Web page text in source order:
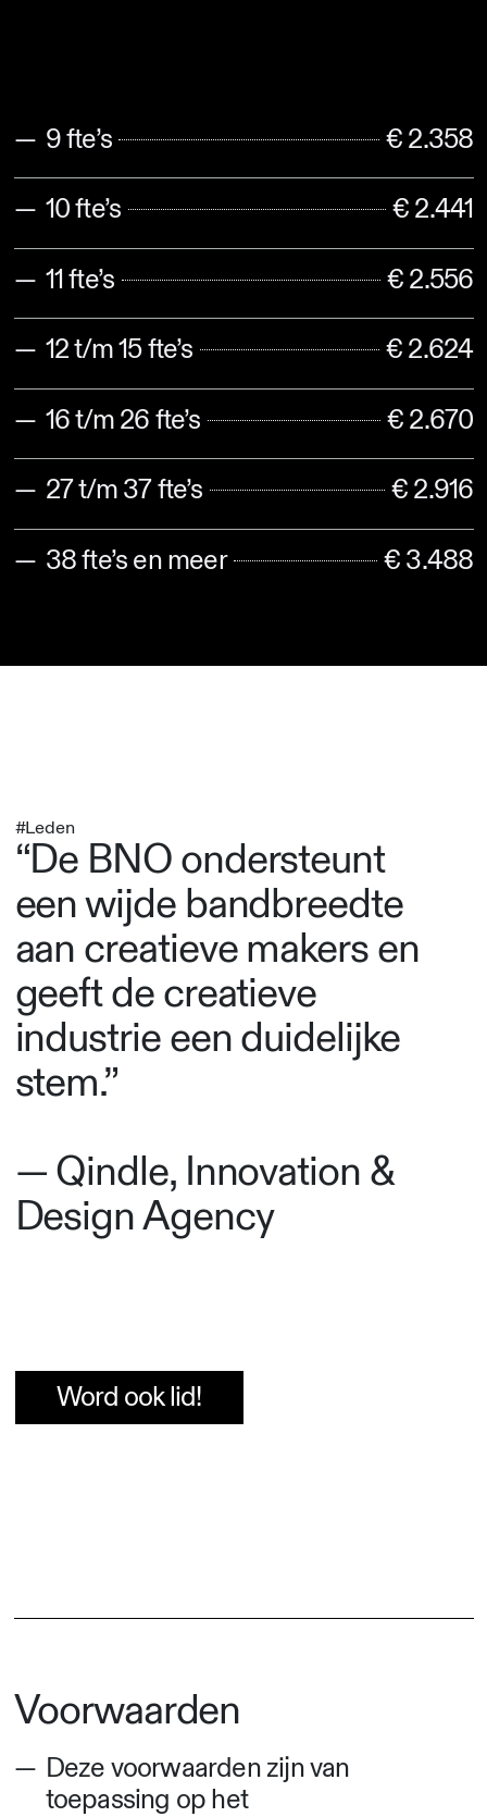
9 fte’s € 2.358
10 fte’s € 2.441
11 fte’s € 2.556
12 t/m 15 fte’s € 2.624
16 t/m 26 fte’s € 2.670
27 t/m 37 fte’s € 2.916
38 fte’s en meer € 3.488
#Leden
“De BNO ondersteunt
een wijde bandbreedte
aan creatieve makers en
geeft de creatieve
industrie een duidelijke
stem.”
— Qindle, Innovation &
Design Agency
Word ook lid!
Voorwaarden
Deze voorwaarden zijn van
toepassing op het